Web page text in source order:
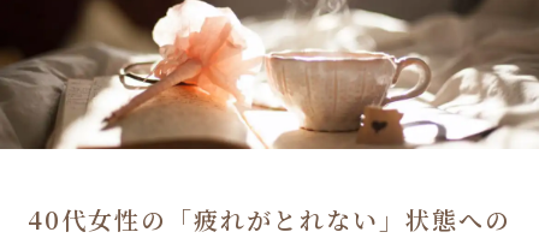
40代女性の「疲れがとれない」状態への